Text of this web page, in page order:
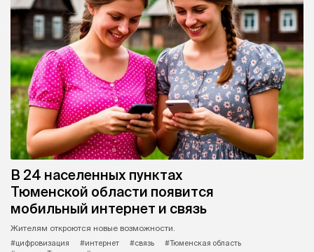
В 24 населенных пунктах
Тюменской области появится
мобильный интернет и связь
Жителям откроются новые возможности.
#цифровизация
#интернет #связь
#Тюменская область